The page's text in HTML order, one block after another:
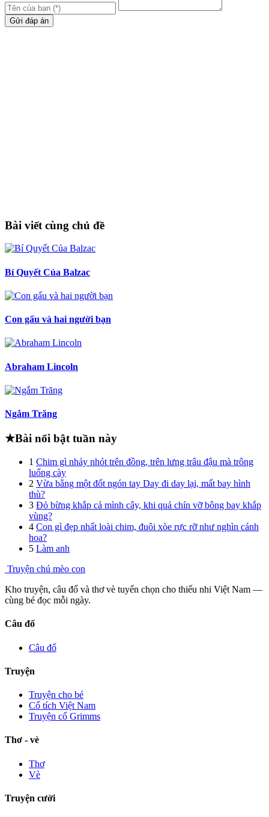
Gửi đáp án
Bài viết cùng chủ đề
Bí Quyết Của Balzac
Con gấu và hai người bạn
Abraham Lincoln
Ngắm Trăng
★Bài nổi bật tuần này
1 Chim gì nhảy nhót trên đồng, trên lưng trâu đậu mà trông
luống cày
2 Vừa bằng một đốt ngón tay Day đi day lại, mất bay hình
thù?
3 Đỏ bừng khắp cả mình cây, khi quả chín vỡ bông bay khắp
vùng?
4 Con gì đẹp nhất loài chim, đuôi xòe rực rỡ như nghìn cánh
hoa?
5 Làm anh
Truyện chú mèo con
Kho truyện, câu đố và thơ vè tuyển chọn cho thiếu nhi Việt Nam —
cùng bé đọc mỗi ngày.
Câu đố
Câu đố
Truyện
Truyện cho bé
Cổ tích Việt Nam
Truyện cổ Grimms
Thơ - vè
Thơ
Vè
Truyện cười